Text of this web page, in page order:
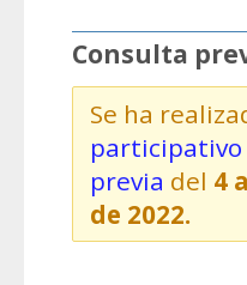
Consulta
Se ha
participativo
previa del 4
de 2022.